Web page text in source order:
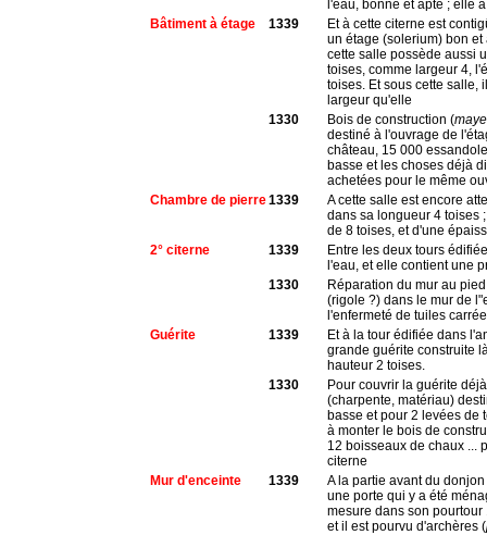
l'eau, bonne et apte ; elle
Bâtiment à étage
1339
Et à cette citerne est
un étage (solerium) bon
cette salle possède aussi
toises, comme largeur 4,
toises. Et sous cette salle,
largeur qu'elle
1330
Bois de construction (
destiné à l'ouvrage de
château, 15 000
basse et les choses déjà
achetées pour le même
Chambre de pierre1339
A cette salle est encore
dans sa longueur 4 toises
de 8 toises, et d'une
2° citerne
1339
Entre les deux tours
l'eau, et elle contient une
1330
Réparation du mur au
(rigole ?) dans le mur de
l'enfermeté de tuiles
Guérite
1339
Et à la tour édifiée dans
grande guérite construite
hauteur 2 toises.
1330
Pour couvrir la guérite
(charpente, matériau)
basse et pour 2 levées de
à monter le bois de
12 boisseaux de chaux ...
citerne
Mur d'enceinte
1339
A la partie avant du
une porte qui y a été
mesure dans son
et il est pourvu d'archères (